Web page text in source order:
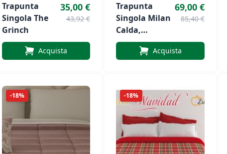
Trapunta
Singola The
Grinch
35,00 €
43,92 €
Acquista
Trapunta
Singola Milan
Calda,
Morbida E
Ufficialmente
69,00 €
85,40 €
Acquista
-18% -18%